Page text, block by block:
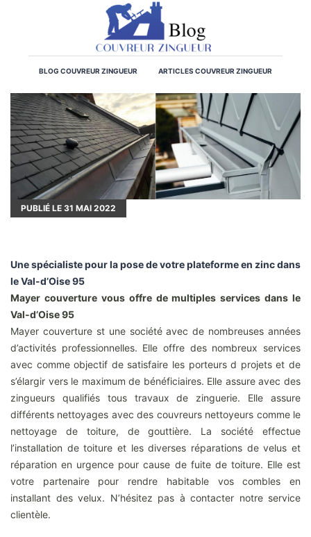
BLOG COUVREUR ZINGUEUR ARTICLES COUVREUR ZINGUEUR
PUBLIÉ LE 31 MAI 2022
Une spécialiste pour la pose de votre plateforme en zinc dans
le Val-d’Oise 95
Mayer couverture vous offre de multiples services dans le
Val-d’Oise 95
Mayer couverture st une société avec de nombreuses années
d’activités professionnelles. Elle offre des nombreux services
avec comme objectif de satisfaire les porteurs d projets et de
s’élargir vers le maximum de bénéficiaires. Elle assure avec des
zingueurs qualifiés tous travaux de zinguerie. Elle assure
différents nettoyages avec des couvreurs nettoyeurs comme le
nettoyage de toiture, de gouttière. La société effectue
l’installation de toiture et les diverses réparations de velus et
réparation en urgence pour cause de fuite de toiture. Elle est
votre partenaire pour rendre habitable vos combles en
installant des velux. N’hésitez pas à contacter notre service
clientèle.